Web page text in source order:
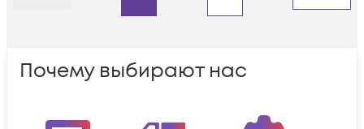
Почему выбирают нас